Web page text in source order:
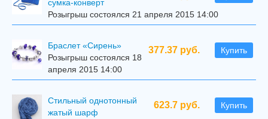
сумка-конверт
Розыгрыш состоялся 21 апреля 2015 14:00
377.37 руб. Купить
Браслет «Сирень»
Розыгрыш состоялся 18
апреля 2015 14:00
623.7 руб. Купить
Стильный однотонный
жатый шарф